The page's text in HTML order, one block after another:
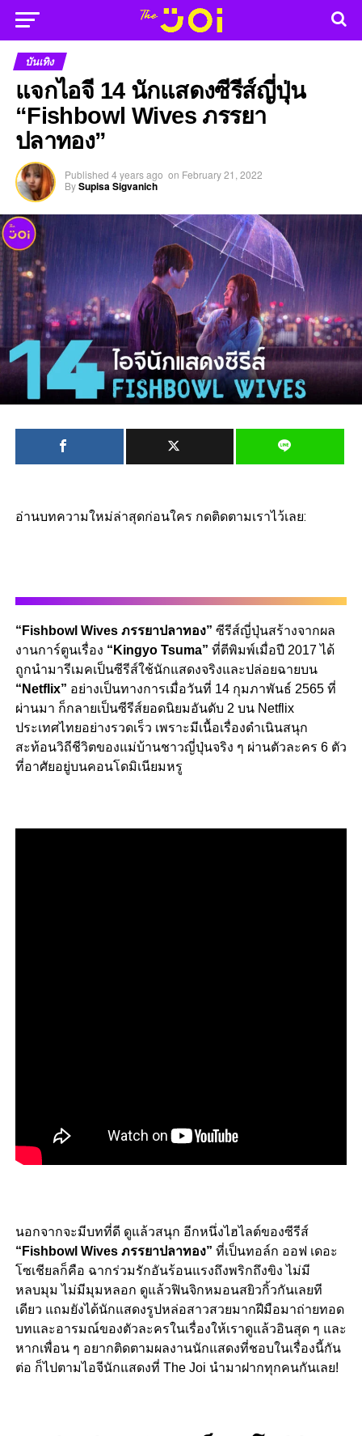
บันเทิง
แจกไอจี 14 นักแสดงซีรีส์ญี่ปุ่น
“Fishbowl Wives ภรรยา
ปลาทอง”
Published 4 years ago on February 21, 2022
BySupisa Sigvanich
อ่านบทความใหม่ล่าสุดก่อนใคร กดติดตามเราไว้เลย:
“Fishbowl Wives ภรรยาปลาทอง” ซีรีส์ญี่ปุ่นสร้างจากผล
งานการ์ตูนเรื่อง “Kingyo Tsuma” ที่ตีพิมพ์เมื่อปี 2017 ได้
ถูกนำมารีเมคเป็นซีรีส์ใช้นักแสดงจริงและปล่อยฉายบน
“Netflix” อย่างเป็นทางการเมื่อวันที่ 14 กุมภาพันธ์ 2565 ที่
ผ่านมา ก็กลายเป็นซีรีส์ยอดนิยมอันดับ 2 บน Netflix
ประเทศไทยอย่างรวดเร็ว เพราะมีเนื้อเรื่องดำเนินสนุก
สะท้อนวิถีชีวิตของแม่บ้านชาวญี่ปุ่นจริง ๆ ผ่านตัวละคร 6 ตัว
ที่อาศัยอยู่บนคอนโดมิเนียมหรู
นอกจากจะมีบทที่ดี ดูแล้วสนุก อีกหนึ่งไฮไลต์ของซีรีส์
“Fishbowl Wives ภรรยาปลาทอง” ที่เป็นทอล์ก ออฟ เดอะ
โซเชียลก็คือ ฉากร่วมรักอันร้อนแรงถึงพริกถึงขิง ไม่มี
หลบมุม ไม่มีมุมหลอก ดูแล้วฟินจิกหมอนสยิวกิ้วกันเลยที
เดียว แถมยังได้นักแสดงรูปหล่อสาวสวยมากฝีมือมาถ่ายทอด
บทและอารมณ์ของตัวละครในเรื่องให้เราดูแล้วอินสุด ๆ และ
หากเพื่อน ๆ อยากติดตามผลงานนักแสดงที่ชอบในเรื่องนี้กัน
ต่อ ก็ไปตามไอจีนักแสดงที่ The Joi นำมาฝากทุกคนกันเลย!